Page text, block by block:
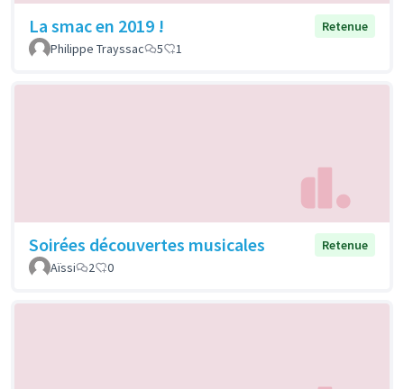
La smac en 2019 !
Retenue
Philippe Trayssac
5 1
Soirées découvertes musicales
Retenue
Aïssi
2 0